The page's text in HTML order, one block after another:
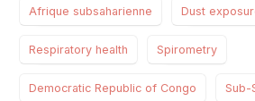
Afrique subsaharienne Dust
Respiratory health Spirometry
Democratic Republic of Congo Sub-